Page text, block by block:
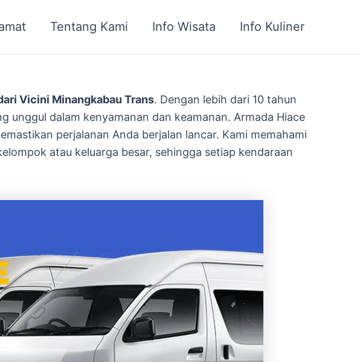
Tentang Kami Info Wisata Info Kuliner
Vicini Minangkabau Trans. Dengan lebih dari 10 tahun
unggul dalam kenyamanan dan keamanan. Armada Hiace
perjalanan Anda berjalan lancar. Kami memahami
atau keluarga besar, sehingga setiap kendaraan